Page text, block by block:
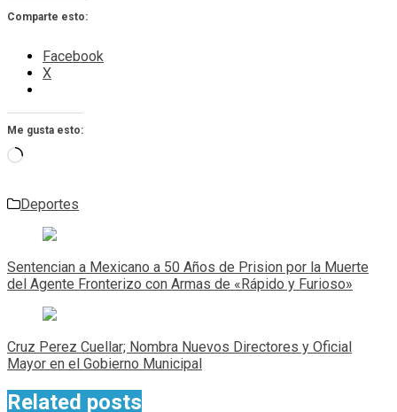
Comparte esto:
Facebook
X
Me gusta esto:
Cargando...
Deportes
Navegación
de
entradas
Sentencian a Mexicano a 50 Años de Prision por la Muerte
del Agente Fronterizo con Armas de «Rápido y Furioso»
Cruz Perez Cuellar; Nombra Nuevos Directores y Oficial
Mayor en el Gobierno Municipal
Related posts